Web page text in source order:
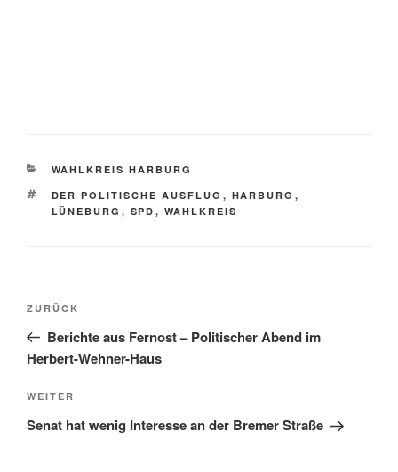
KATEGORIEN
WAHLKREIS HARBURG
SCHLAGWÖRTER
DER POLITISCHE AUSFLUG , HARBURG ,
LÜNEBURG , SPD , WAHLKREIS
Beitragsnavigation
Vorheriger
Beitrag
ZURÜCK
Berichte aus Fernost – Politischer Abend im
Herbert-Wehner-Haus
Nächster
Beitrag
WEITER
Senat hat wenig Interesse an der Bremer Straße